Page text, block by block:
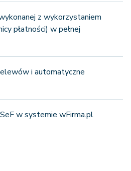
z wykorzystaniem
płatności) w pełnej
i automatyczne
w systemie wFirma.pl